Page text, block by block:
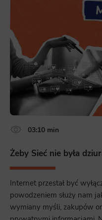
03:10 min
Żeby Sieć nie była
Internet przestał być
powodzeniem służy nam
wymiany myśli, zakupów